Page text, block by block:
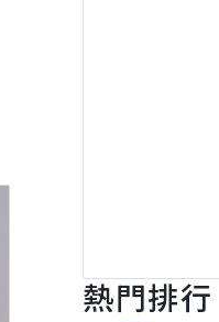
熱門排行